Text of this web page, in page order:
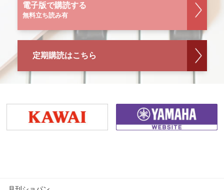
電子版で購読する
無料立ち読み有
定期購読はこちら